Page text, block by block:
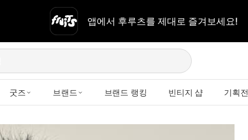
앱에서 후루츠를 제대로 즐겨보세요!
굿즈 브랜드 브랜드 랭킹 빈티지 샵 기획전